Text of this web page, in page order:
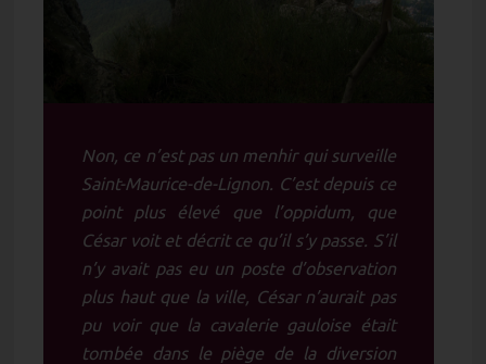
Non, ce n’est pas un menhir qui surveille
Saint-Maurice-de-Lignon. C’est depuis ce
point plus élevé que l’oppidum, que
César voit et décrit ce qu’il s’y passe. S’il
n’y avait pas eu un poste d’observation
plus haut que la ville, César n’aurait pas
pu voir que la cavalerie gauloise était
tombée dans le piège de la diversion